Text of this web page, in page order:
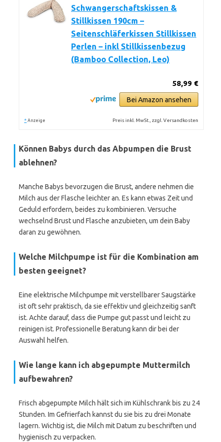
Schwangerschaftskissen &
Stillkissen 190cm –
Seitenschläferkissen Stillkissen
Perlen – inkl Stillkissenbezug
(Bamboo Collection, Leo)
58,99 €
Bei Amazon ansehen
* Anzeige Preis inkl. MwSt., zzgl. Versandkosten
Können Babys durch das Abpumpen die Brust
ablehnen?
Manche Babys bevorzugen die Brust, andere nehmen die
Milch aus der Flasche leichter an. Es kann etwas Zeit und
Geduld erfordern, beides zu kombinieren. Versuche
wechselnd Brust und Flasche anzubieten, um dein Baby
daran zu gewöhnen.
Welche Milchpumpe ist für die Kombination am
besten geeignet?
Eine elektrische Milchpumpe mit verstellbarer Saugstärke
ist oft sehr praktisch, da sie effektiv und gleichzeitig sanft
ist. Achte darauf, dass die Pumpe gut passt und leicht zu
reinigen ist. Professionelle Beratung kann dir bei der
Auswahl helfen.
Wie lange kann ich abgepumpte Muttermilch
aufbewahren?
Frisch abgepumpte Milch hält sich im Kühlschrank bis zu 24
Stunden. Im Gefrierfach kannst du sie bis zu drei Monate
lagern. Wichtig ist, die Milch mit Datum zu beschriften und
hygienisch zu verpacken.